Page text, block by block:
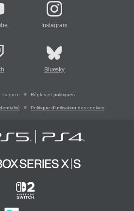
Instagram
Bluesky
Licence Règles et politiques
Politique d'utilisation des cookies